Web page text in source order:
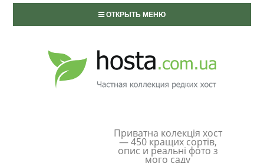
ОТКРЫТЬ МЕНЮ
Приватна колекція хост
— 450 кращих сортів,
опис и реальні фото з
мого саду